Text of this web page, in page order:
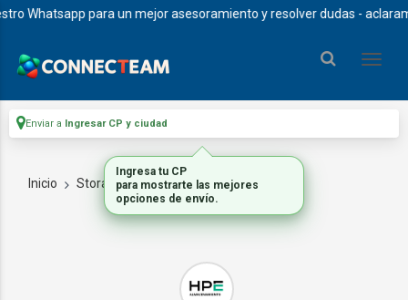
Whatsapp para un mejor asesoramiento y resolver dudas -
Enviar a Ingresar CP y ciudad
Inicio Storage MISION CRITICA
Ingresa tu CP
para mostrarte las mejores
opciones de envío.